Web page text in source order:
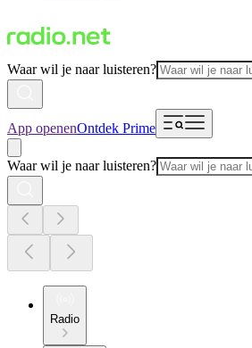
Waar wil je naar luisteren?
App openenOntdek Prime
Waar wil je naar luisteren?
Radio